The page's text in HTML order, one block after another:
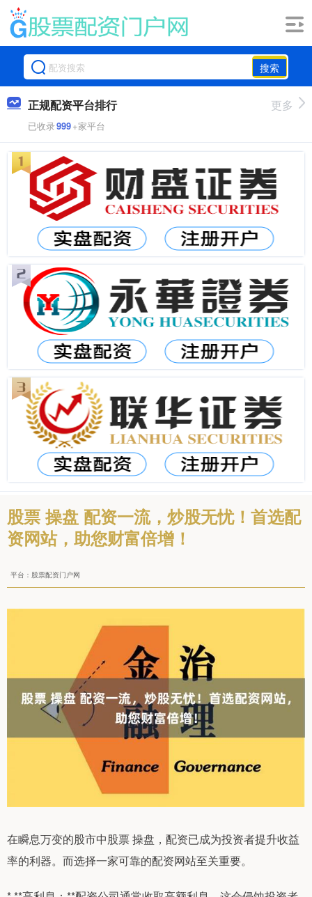
搜索
正规配资平台排行
已收录999+家平台
更多
股票 操盘 配资一流，炒股无忧！首选配
资网站，助您财富倍增！
平台：股票配资门户网
在瞬息万变的股市中股票 操盘，配资已成为投资者提升收益
率的利器。而选择一家可靠的配资网站至关重要。